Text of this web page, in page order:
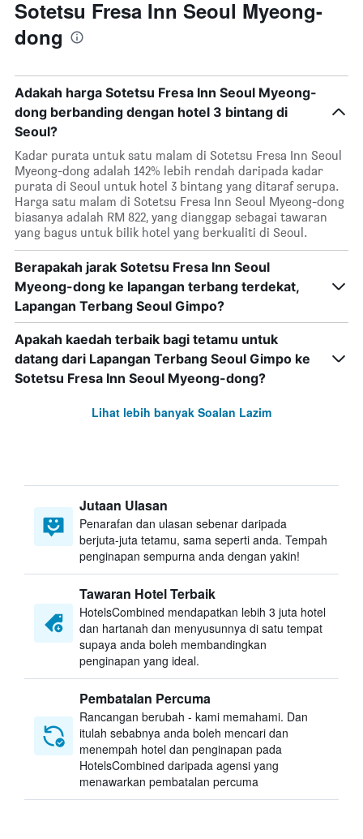
Sotetsu Fresa Inn Seoul Myeong-
dong
Adakah harga Sotetsu Fresa Inn Seoul Myeong-
dong berbanding dengan hotel 3 bintang di
Seoul?
Kadar purata untuk satu malam di Sotetsu Fresa Inn Seoul
Myeong-dong adalah 142% lebih rendah daripada kadar
purata di Seoul untuk hotel 3 bintang yang ditaraf serupa.
Harga satu malam di Sotetsu Fresa Inn Seoul Myeong-dong
biasanya adalah RM 822, yang dianggap sebagai tawaran
yang bagus untuk bilik hotel yang berkualiti di Seoul.
Berapakah jarak Sotetsu Fresa Inn Seoul
Myeong-dong ke lapangan terbang terdekat,
Lapangan Terbang Seoul Gimpo?
Apakah kaedah terbaik bagi tetamu untuk
datang dari Lapangan Terbang Seoul Gimpo ke
Sotetsu Fresa Inn Seoul Myeong-dong?
Lihat lebih banyak Soalan Lazim
Jutaan Ulasan
Penarafan dan ulasan sebenar daripada
berjuta-juta tetamu, sama seperti anda. Tempah
penginapan sempurna anda dengan yakin!
Tawaran Hotel Terbaik
HotelsCombined mendapatkan lebih 3 juta hotel
dan hartanah dan menyusunnya di satu tempat
supaya anda boleh membandingkan
penginapan yang ideal.
Pembatalan Percuma
Rancangan berubah - kami memahami. Dan
itulah sebabnya anda boleh mencari dan
menempah hotel dan penginapan pada
HotelsCombined daripada agensi yang
menawarkan pembatalan percuma